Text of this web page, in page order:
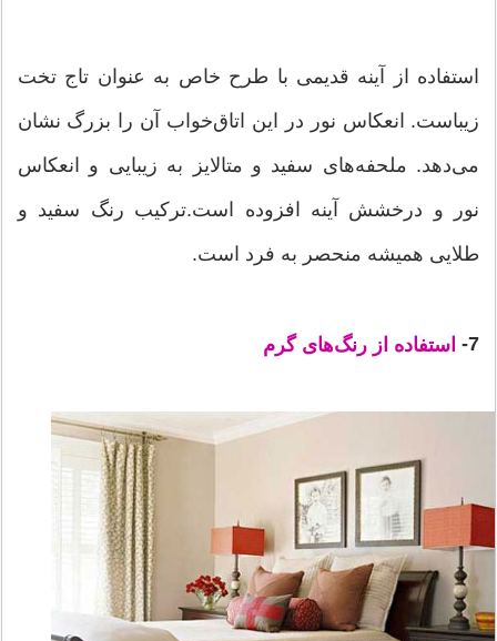
استفاده از آینه قدیمی با طرح خاص به عنوان تاج تخت
زیباست. انعکاس نور در این اتاق‌خواب آن را بزرگ نشان
می‌دهد. ملحفه‌های سفید و متالایز به زیبایی و انعکاس
نور و درخشش آینه افزوده است.ترکیب رنگ سفید و
طلایی همیشه منحصر به فرد است.
7- استفاده از رنگ‌های گرم